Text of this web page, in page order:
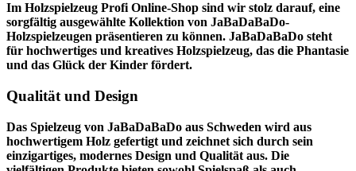
Im Holzspielzeug Profi Online-Shop sind wir stolz darauf, eine
sorgfältig ausgewählte Kollektion von JaBaDaBaDo-
Holzspielzeugen präsentieren zu können. JaBaDaBaDo steht
für hochwertiges und kreatives Holzspielzeug, das die Phantasie
und das Glück der Kinder fördert.
Qualität und Design
Das Spielzeug von JaBaDaBaDo aus Schweden wird aus
hochwertigem Holz gefertigt und zeichnet sich durch sein
einzigartiges, modernes Design und Qualität aus. Die